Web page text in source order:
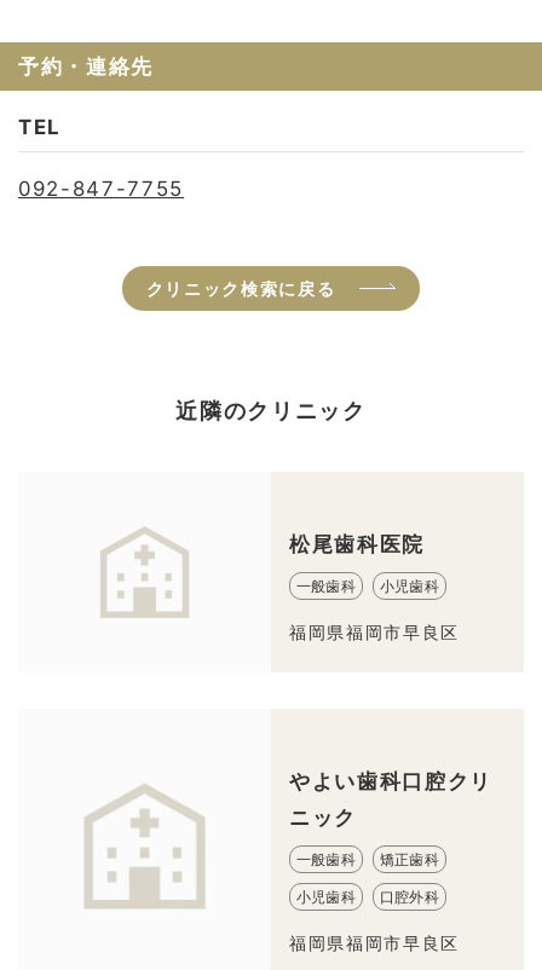
予約・連絡先
TEL
092-847-7755
クリニック検索に戻る
近隣のクリニック
松尾歯科医院
一般歯科 小児歯科
福岡県福岡市早良区
やよい歯科口腔クリ
ニック
一般歯科 矯正歯科
小児歯科 口腔外科
福岡県福岡市早良区